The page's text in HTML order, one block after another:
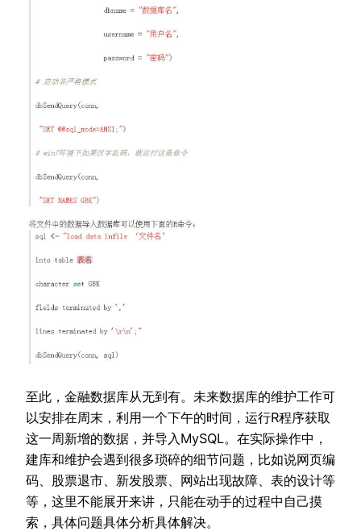
至此，金融数据库从无到有。未来数据库的维护工作可
以安排在周末，利用一个下午的时间，运行R程序获取
这一周新增的数据，并导入MySQL。在实际操作中，
建库和维护会遇到很多琐碎的细节问题，比如说网页编
码、股票退市、新发股票、网站出现故障、表的设计等
等，这里不能展开来讲，只能在动手的过程中自己摸
索，具体问题具体分析具体解决。